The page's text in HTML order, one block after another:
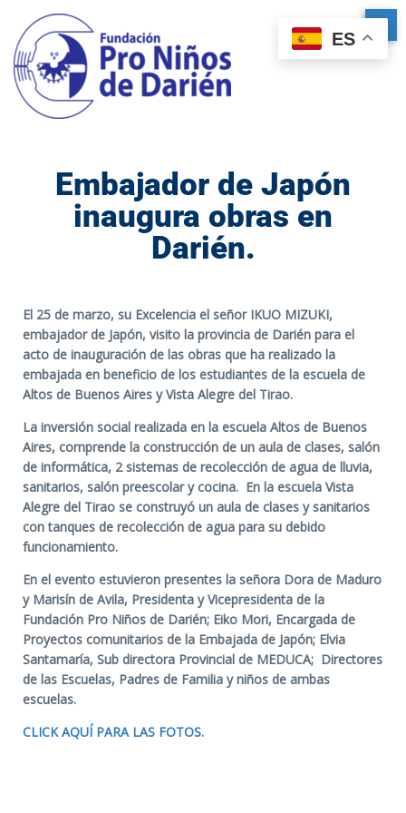
Embajador de Japón
inaugura obras en
Darién.
El 25 de marzo, su Excelencia el señor IKUO MIZUKI,
embajador de Japón, visito la provincia de Darién para el
acto de inauguración de las obras que ha realizado la
embajada en beneficio de los estudiantes de la escuela de
Altos de Buenos Aires y Vista Alegre del Tirao.
La inversión social realizada en la escuela Altos de Buenos
Aires, comprende la construcción de un aula de clases, salón
de informática, 2 sistemas de recolección de agua de lluvia,
sanitarios, salón preescolar y cocina. En la escuela Vista
Alegre del Tirao se construyó un aula de clases y sanitarios
con tanques de recolección de agua para su debido
funcionamiento.
En el evento estuvieron presentes la señora Dora de Maduro
y Marisín de Avila, Presidenta y Vicepresidenta de la
Fundación Pro Niños de Darién; Eiko Mori, Encargada de
Proyectos comunitarios de la Embajada de Japón; Elvia
Santamaría, Sub directora Provincial de MEDUCA; Directores
de las Escuelas, Padres de Familia y niños de ambas
escuelas.
CLICK AQUÍ PARA LAS FOTOS.
ES